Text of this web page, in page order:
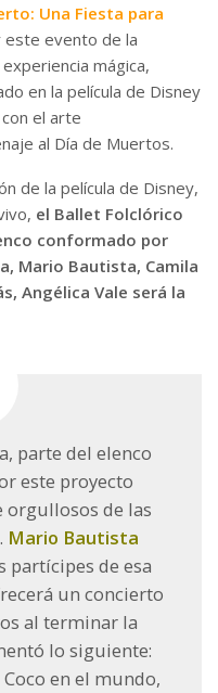
Una Fiesta para
este evento de la
mágica,
en la película de Disney
el arte
al Día de Muertos.
de la película de Disney,
el Ballet Folclórico
conformado por
Mario Bautista, Camila
Angélica Vale será la
parte del elenco
este proyecto
orgullosos de las
Mario Bautista
partícipes de esa
un concierto
al terminar la
lo siguiente:
en el mundo,